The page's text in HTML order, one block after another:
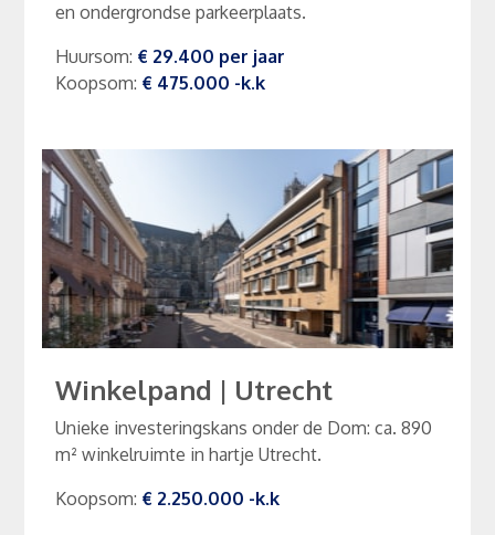
en ondergrondse parkeerplaats.
Huursom: € 29.400 per jaar
Koopsom: € 475.000 -k.k
Winkelpand | Utrecht
Unieke investeringskans onder de Dom: ca. 890
m² winkelruimte in hartje Utrecht.
Koopsom: € 2.250.000 -k.k